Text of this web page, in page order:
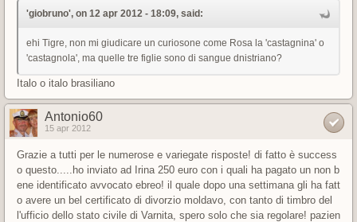
'giobruno', on 12 apr 2012 - 18:09, said:
ehi Tigre, non mi giudicare un curiosone come Rosa la 'castagnina' o
'castagnola', ma quelle tre figlie sono di sangue dnistriano?
Italo o italo brasiliano
Antonio60
15 apr 2012
Grazie a tutti per le numerose e variegate risposte! di fatto è success
o questo.....ho inviato ad Irina 250 euro con i quali ha pagato un non b
ene identificato avvocato ebreo! il quale dopo una settimana gli ha fatt
o avere un bel certificato di divorzio moldavo, con tanto di timbro del
l'ufficio dello stato civile di Varnita, spero solo che sia regolare! pazien